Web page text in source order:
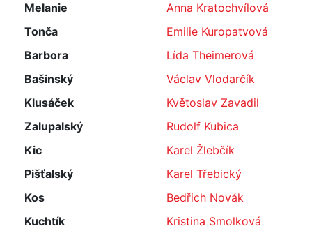
Melanie
Anna Kratochvílová
Tonča
Emilie Kuropatvová
Barbora
Lída Theimerová
Bašinský
Václav Vlodarčík
Klusáček
Květoslav Zavadil
Zalupalský
Rudolf Kubica
Kic
Karel Žlebčík
Pišťalský
Karel Třebický
Kos
Bedřich Novák
Kuchtík
Kristina Smolková